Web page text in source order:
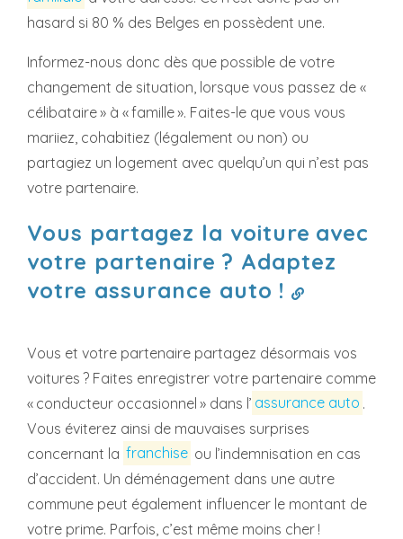
hasard si 80 % des Belges en possèdent une.
Informez-nous donc dès que possible de votre
changement de situation, lorsque vous passez de «
célibataire » à « famille ». Faites-le que vous vous
mariiez, cohabitiez (légalement ou non) ou
partagiez un logement avec quelqu’un qui n’est pas
votre partenaire.
Vous partagez la voiture avec
votre partenaire ? Adaptez
votre assurance auto !
Vous et votre partenaire partagez désormais vos
voitures ? Faites enregistrer votre partenaire comme
« conducteur occasionnel » dans l’ assurance auto .
Vous éviterez ainsi de mauvaises surprises
concernant la franchise ou l’indemnisation en cas
d’accident. Un déménagement dans une autre
commune peut également influencer le montant de
votre prime. Parfois, c’est même moins cher !